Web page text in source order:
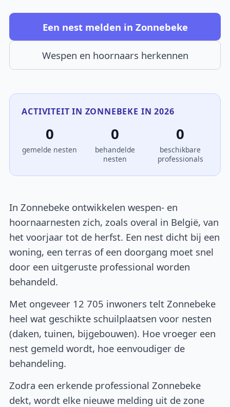
Een nest melden in Zonnebeke
Wespen en hoornaars herkennen
ACTIVITEIT IN ZONNEBEKE IN 2026
0
gemelde nesten
0
behandelde
nesten
0
beschikbare
professionals
In Zonnebeke ontwikkelen wespen- en
hoornaarnesten zich, zoals overal in België, van
het voorjaar tot de herfst. Een nest dicht bij een
woning, een terras of een doorgang moet snel
door een uitgeruste professional worden
behandeld.
Met ongeveer 12 705 inwoners telt Zonnebeke
heel wat geschikte schuilplaatsen voor nesten
(daken, tuinen, bijgebouwen). Hoe vroeger een
nest gemeld wordt, hoe eenvoudiger de
behandeling.
Zodra een erkende professional Zonnebeke
dekt, wordt elke nieuwe melding uit de zone